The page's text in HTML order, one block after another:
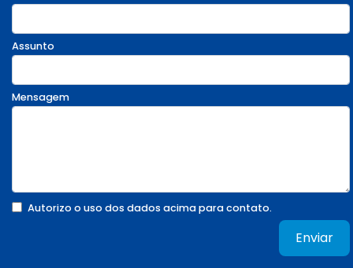
Assunto
Mensagem
Autorizo o uso dos dados acima para contato.
Enviar